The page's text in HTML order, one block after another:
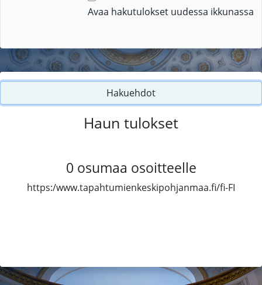
Avaa hakutulokset uudessa ikkunassa
Hakuehdot
Haun tulokset
0 osumaa osoitteelle
https:/www.tapahtumienkeskipohjanmaa.fi/fi-FI